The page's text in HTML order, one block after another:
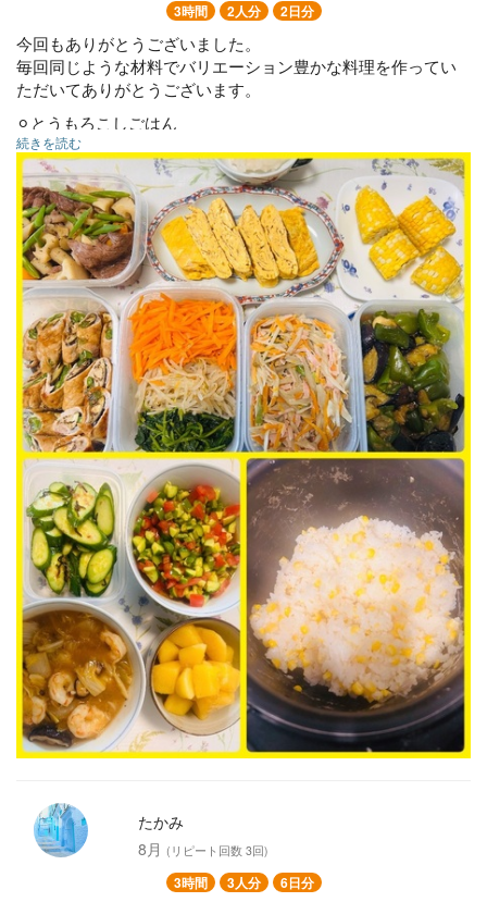
3時間 2人分 2日分
今回もありがとうございました。
毎回同じような材料でバリエーション豊かな料理を作ってい
ただいてありがとうございます。
⚪︎とうもろこしごはん
⚪︎ブリの野菜マリネ
⚪︎牛肉と根菜の煮物
⚪︎なすいんげん肉巻き
⚪︎海老と白菜うま煮
⚪︎ナムル
⚪︎ごぼうサラダ
⚪︎卵焼き＆大根おろし
⚪︎きゅうりの浅漬け
⚪︎じゃがいもの煮っ転がし
⚪︎ナスとピーマン味噌炒め
⚪︎大根のお味噌汁
⚪︎おかゆ
⚪︎ゆでとうもろこし
続きを読む
たかみ
8月 (リピート回数 3回)
3時間 3人分 6日分